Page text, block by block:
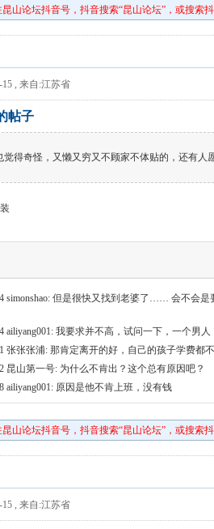
山论坛抖音号，抖音搜索“昆山论坛”，或搜索
15 , 来自:江苏省
帖子
觉得奇怪，又懒又穷又不顾家不体贴的，还有人
simonshao: 但是很快又找到老婆了…… 会不会
ailiyang001: 我要求并不高，试问一下，一个男
张张张浦: 那肯定离开的好，自己的孩子学费都
昆山第一号: 为什么不肯出？这个总有原因吧？
ailiyang001: 原因是他不肯上班，没有钱
山论坛抖音号，抖音搜索“昆山论坛”，或搜索
15 , 来自:江苏省